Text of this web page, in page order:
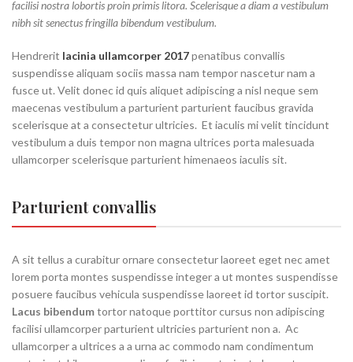
facilisi nostra lobortis proin primis litora. Scelerisque a diam a vestibulum
nibh sit senectus fringilla bibendum vestibulum.
Hendrerit lacinia ullamcorper 2017penatibus convallis
suspendisse aliquam sociis massa nam tempor nascetur nam a
fusce ut. Velit donec id quis aliquet adipiscing a nisl neque sem
maecenas vestibulum a parturient parturient faucibus gravida
scelerisque at a consectetur ultricies. Et iaculis mi velit tincidunt
vestibulum a duis tempor non magna ultrices porta malesuada
ullamcorper scelerisque parturient himenaeos iaculis sit.
Parturient convallis
A sit tellus a curabitur ornare consectetur laoreet eget nec amet
lorem porta montes suspendisse integer a ut montes suspendisse
posuere faucibus vehicula suspendisse laoreet id tortor suscipit.
Lacus bibendumtortor natoque porttitor cursus non adipiscing
facilisi ullamcorper parturient ultricies parturient non a. Ac
ullamcorper a ultrices a a urna ac commodo nam condimentum